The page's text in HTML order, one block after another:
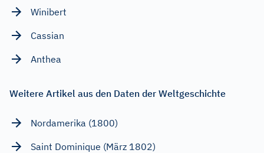
Winibert
Cassian
Anthea
Weitere Artikel aus den Daten der Weltgeschichte
Nordamerika (1800)
Saint Dominique (März 1802)